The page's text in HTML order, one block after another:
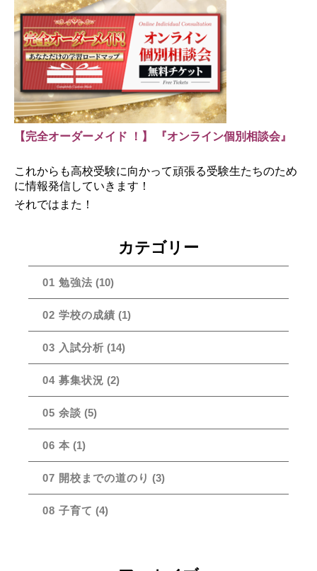
【完全オーダーメイド ！】 『オンライン個別相談会』
これからも高校受験に向かって頑張る受験生たちのため
に情報発信していきます！
それではまた！
カテゴリー
01 勉強法 (10)
02 学校の成績 (1)
03 入試分析 (14)
04 募集状況 (2)
05 余談 (5)
06 本 (1)
07 開校までの道のり (3)
08 子育て (4)